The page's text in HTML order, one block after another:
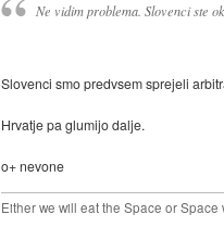
Ne vidim problema. Slovenci ste
Slovenci smo predvsem sprejeli
Hrvatje pa glumijo dalje.
o+ nevone
Either we will eat the Space or Space